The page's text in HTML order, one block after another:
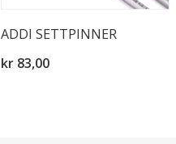
ADDI SETTPINNER
kr 83,00